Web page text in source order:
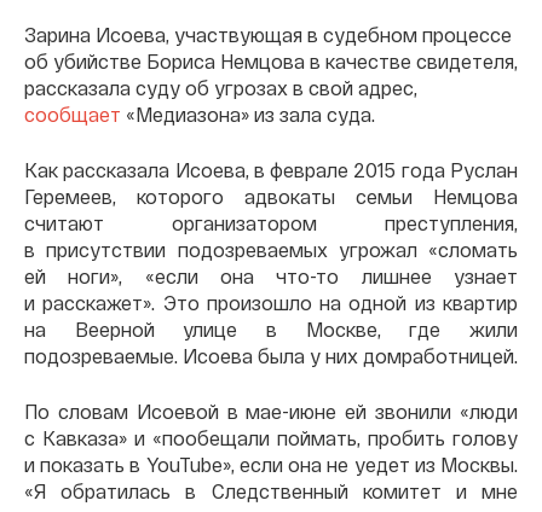
Зарина Исоева, участвующая в судебном процессе
об убийстве Бориса Немцова в качестве свидетеля,
рассказала суду об угрозах в свой адрес,
сообщает «Медиазона» из зала суда.
Как рассказала Исоева, в феврале 2015 года Руслан
Геремеев, которого адвокаты семьи Немцова
считают организатором преступления,
в присутствии подозреваемых угрожал «сломать
ей ноги», «если она что-то лишнее узнает
и расскажет». Это произошло на одной из квартир
на Веерной улице в Москве, где жили
подозреваемые. Исоева была у них домработницей.
По словам Исоевой в мае-июне ей звонили «люди
с Кавказа» и «пообещали поймать, пробить голову
и показать в YouTube», если она не уедет из Москвы.
«Я обратилась в Следственный комитет и мне